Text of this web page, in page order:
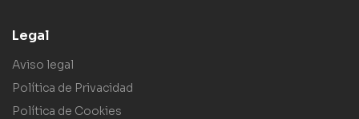
Legal
Aviso legal
Política de Privacidad
Política de Cookies